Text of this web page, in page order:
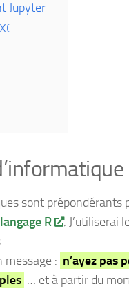
Jupyter
sont prépondérants
langage R
. J’utiliserai
message : n’ayez pas
… et à partir du